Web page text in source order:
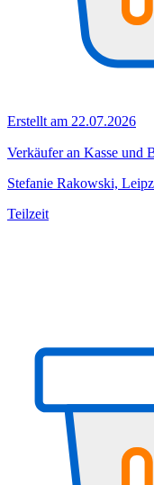
Erstellt am 22.07.2026
Verkäufer an Kasse und
Stefanie Rakowski,
Teilzeit